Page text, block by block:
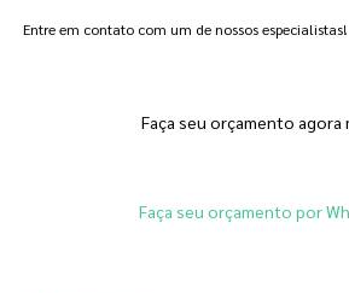
Entre em contato com um de nossos especialistas!
Faça seu orçamento agora
Faça seu orçamento por